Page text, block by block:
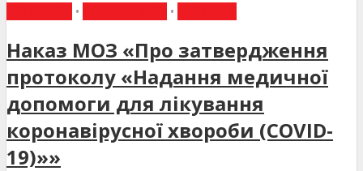
• •
Наказ МОЗ «Про затвердження
протоколу «Надання медичної
допомоги для лікування
коронавірусної хвороби (COVID-
19)»»